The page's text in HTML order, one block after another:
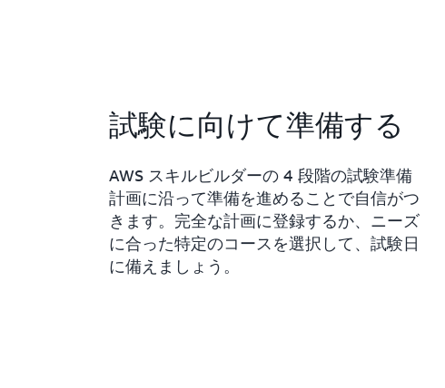
試験に向けて準備する
AWS スキルビルダーの 4 段階の試験準備
計画に沿って準備を進めることで自信がつ
きます。完全な計画に登録するか、ニーズ
に合った特定のコースを選択して、試験日
に備えましょう。